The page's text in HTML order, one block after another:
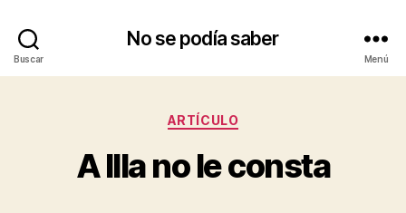
Buscar
No se podía saber
Menú
Categorías
ARTÍCULO
A Illa no le consta